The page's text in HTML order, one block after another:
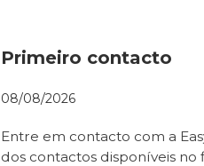
Primeiro contacto
08/08/2026
Entre em contacto com a
dos contactos disponíveis no